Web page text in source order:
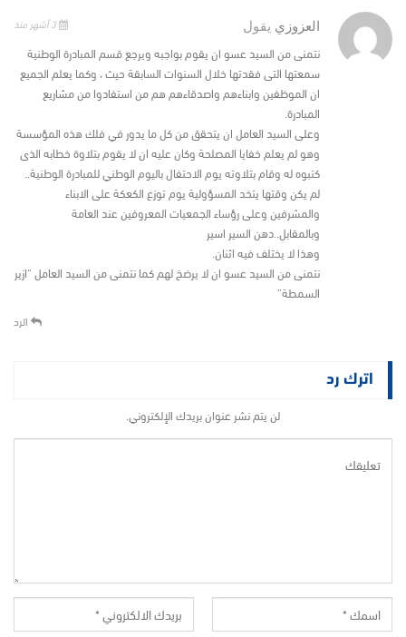
العزوزي يقول 3 أشهر منذ
نتمنى من السيد عسو ان يقوم بواجبه ويرجع قسم المبادرة الوطنية
سمعتها التى فقدتها خلال السنوات السابقة حيث ، وكما يعلم الجميع
ان الموظفين وابناءهم واصدقاءهم هم من استفادوا من مشاريع
المبادرة.
وعلى السيد العامل ان يتحقق من كل ما يدور في فلك هذه المؤسسة
وهو لم يعلم خفايا المصلحة وكان عليه ان لا يقوم بتلاوة خطابه الذى
كتبوه له وقام بتلاوته يوم الاحتفال باليوم الوطني للمبادرة الوطنية..
لم يكن وقتها يتخد المسؤولية يوم توزع الكعكة على الابناء
والمشرفين وعلى رؤساء الجمعيات المعروفين عند العامة
وبالمقابل..دهن السير اسير
وهذا لا يختلف فيه اثنان.
نتمنى من السيد عسو ان لا يرضخ لهم كما نتمنى من السيد العامل “ازير
السمطة”
الرد
اترك رد
لن يتم نشر عنوان بريدك الإلكتروني.